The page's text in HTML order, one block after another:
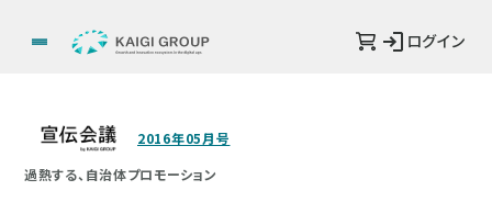
ログイン
2016年05月号
過熱する、自治体プロモーション